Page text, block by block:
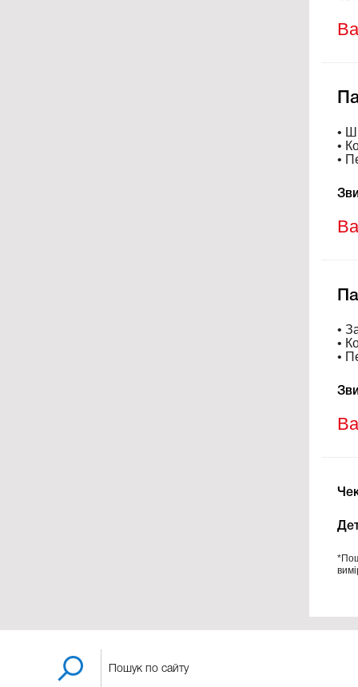
•
•
•
•
•
•